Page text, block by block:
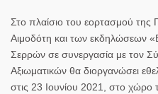
Στο πλαίσιο του εορτασμού της
Αιμοδότη και των εκδηλώσεων
Σερρών σε συνεργασία με τον
Αξιωματικών θα διοργανώσει
στις 23 Ιουνίου 2021, στο χώρο